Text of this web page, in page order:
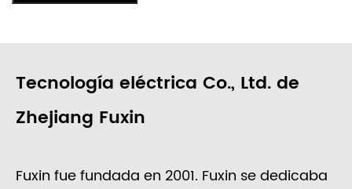
Tecnología eléctrica Co., Ltd. de
Zhejiang Fuxin
Fuxin fue fundada en 2001. Fuxin se dedicaba